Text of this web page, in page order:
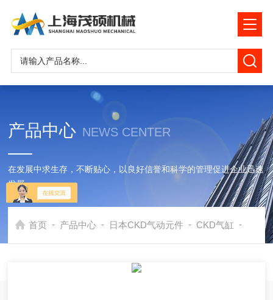
产品中心 NEWS CENTER
在发展中求生存，不断贴心，以良好信誉和科学的管理促进企业迅速
发展
首页 - 产品中心 - 日本CKD气动元件 - CKD气缸 - 日本